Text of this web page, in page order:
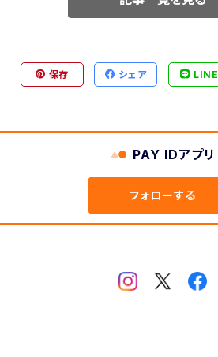
保存 シェア LINE
PAY IDアプリ
フォローする